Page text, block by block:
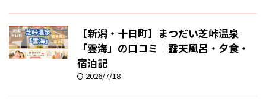
【新潟・十日町】まつだい芝峠温泉
「雲海」の口コミ｜露天風呂・夕食・
宿泊記
2026/7/18